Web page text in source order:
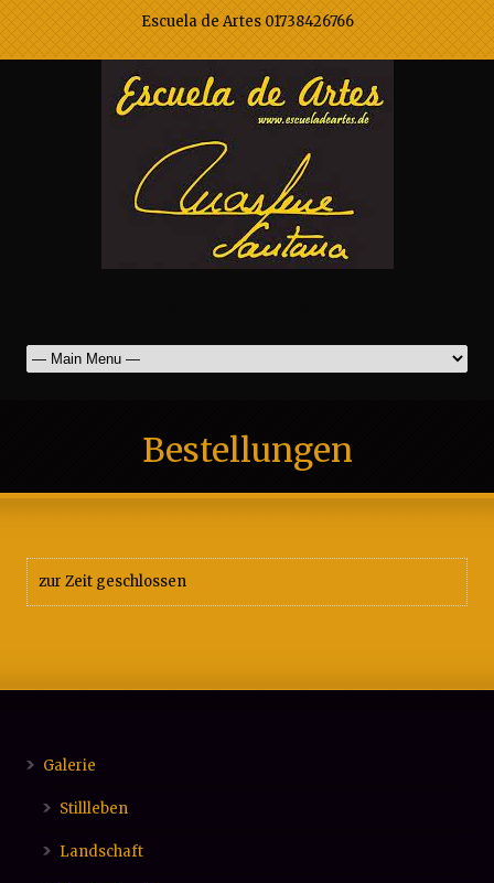
Escuela de Artes 01738426766
Bestellungen
zur Zeit geschlossen
Galerie
Stillleben
Landschaft